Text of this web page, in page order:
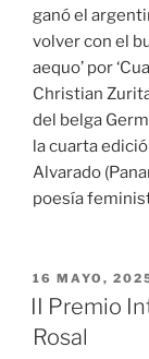
ganó el
volver con el
aequo’ por
Christian
del belga
la cuarta
Alvarado
poesía
PUBLICADO
EL
16 MAYO,
II Premio
Rosal